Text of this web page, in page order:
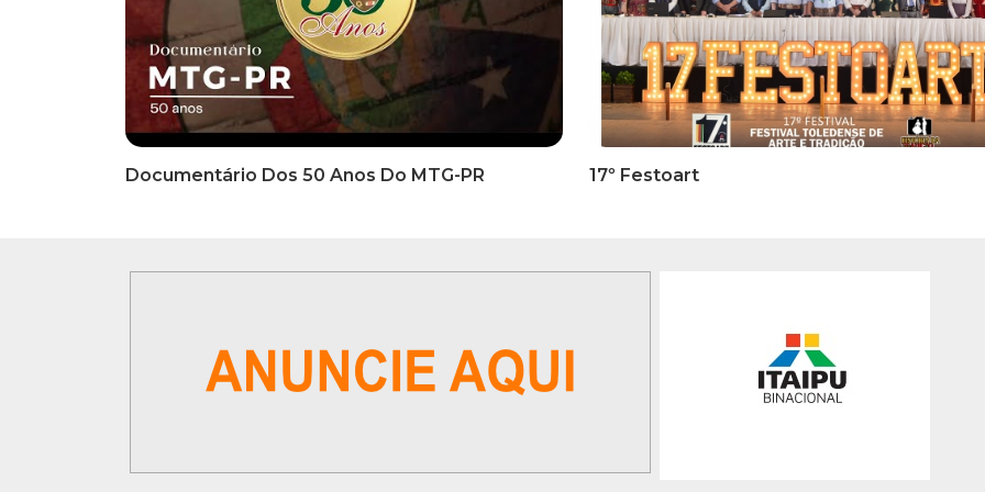
INFORMATIVOS
EDITAL DE CONVOCAÇÃO Nº
002/2026 - PROCESSO DE
SELEÇÃO DE EMPRESA PARA
PRESTAÇÃO DE SERVIÇOS DE
MARKETING E COMUNICAÇÃO
INFORMATIVOS
COMUNICADO OFICIAL -
Inscrições Para A 1ª Etapa
Classificatória Do 35º FEPART,
Que Ocorrerá Do Dia 05 Ao Dia
07 De Junho De 2026
INFORMATIVOS
EDITAL 3/2026 –
INSCRIÇÕES 1ª ETAPA
CLASSIFICATÓRIA DO 35°
FEPART